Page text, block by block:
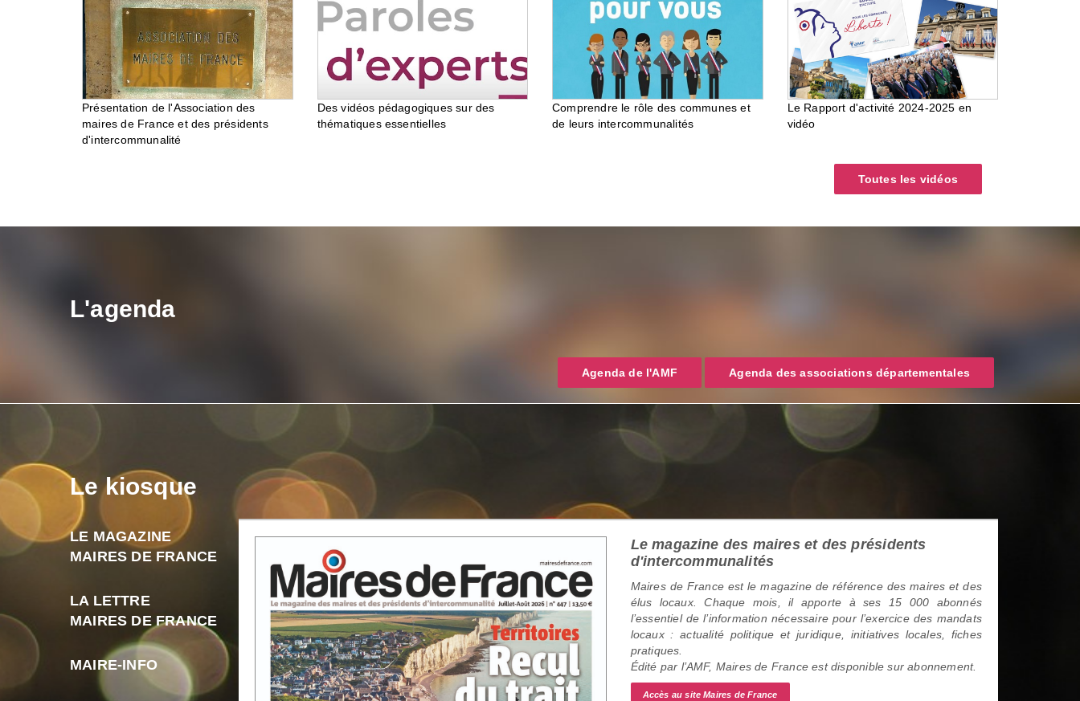
Présentation de l'Association des
maires de France et des présidents
d'intercommunalité
Des vidéos pédagogiques sur des
thématiques essentielles
Comprendre le rôle des communes et
de leurs intercommunalités
Le Rapport d'activité 2024-2025 en
vidéo
Toutes les vidéos
L'agenda
Agenda de l'AMF Agenda des associations départementales
Le kiosque
LE MAGAZINE
MAIRES DE FRANCE
LA LETTRE
MAIRES DE FRANCE
MAIRE-INFO
Le magazine des maires et des présidents
d'intercommunalités
Maires de France est le magazine de référence des maires et des
élus locaux. Chaque mois, il apporte à ses 15 000 abonnés
l’essentiel de l’information nécessaire pour l’exercice des mandats
locaux : actualité politique et juridique, initiatives locales, fiches
pratiques.
Édité par l’AMF, Maires de France est disponible sur abonnement.
Accès au site Maires de France